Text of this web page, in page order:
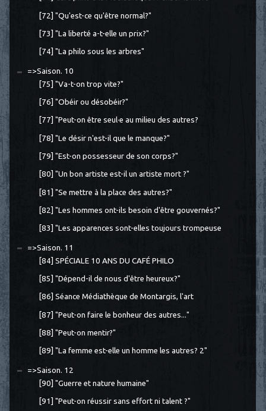
[72] "Qu'est-ce qu'être normal?"
[73] "La liberté a-t-elle un prix?"
[74] "La philo sous les arbres"
=>Saison. 10
[75] "Va-t-on trop vite?"
[76] "Obéir ou désobéir?"
[77] "Peut-on être seul·e au milieu des autres?
[78] "Le désir n'est-il que le manque?"
[79] "Est-on possesseur de son corps?"
[80] "Un bon artiste est-il un artiste mort ?"
[81] "Se mettre à la place des autres?"
[82] "Les hommes ont-ils besoin d'être gouvernés?"
[83] "Les apparences sont-elles toujours trompeuse
=>Saison. 11
[84] SPÉCIALE 10 ANS DU CAFÉ PHILO
[85] "Dépend-il de nous d'être heureux?"
[86] Séance Médiathèque de Montargis, l'art
[87] "Peut-on faire le bonheur des autres..."
[88] "Peut-on mentir?"
[89] "La femme est-elle un homme les autres? 2"
=>Saison. 12
[90] "Guerre et nature humaine"
[91] "Peut-on réussir sans effort ni talent ?"